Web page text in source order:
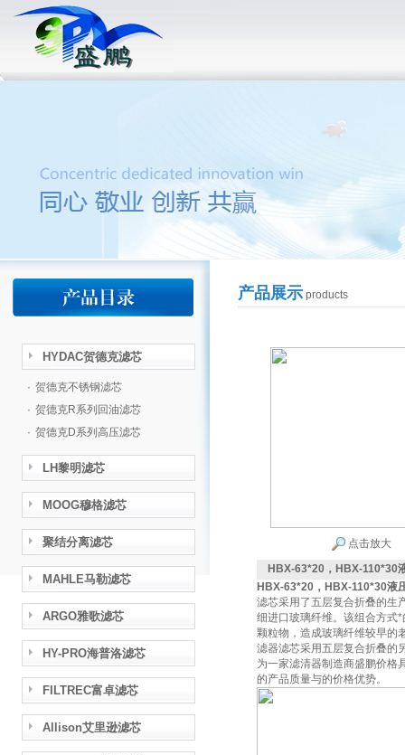
HYDAC贺德克滤芯
· 贺德克不锈钢滤芯
· 贺德克R系列回油滤芯
· 贺德克D系列高压滤芯
LH黎明滤芯
MOOG穆格滤芯
聚结分离滤芯
MAHLE马勒滤芯
ARGO雅歌滤芯
HY-PRO海普洛滤芯
FILTREC富卓滤芯
Allison艾里逊滤芯
产品展示products
点击放大
HBX-63*20，HBX-110*30
HBX-63*20，HBX-110*30液
滤芯采用了五层复合折叠的生
细进口玻璃纤维。该组合方式
颗粒物，造成玻璃纤维较早的
滤器滤芯采用五层复合折叠的
为一家滤清器制造商盛鹏价格
的产品质量与的价格优势。